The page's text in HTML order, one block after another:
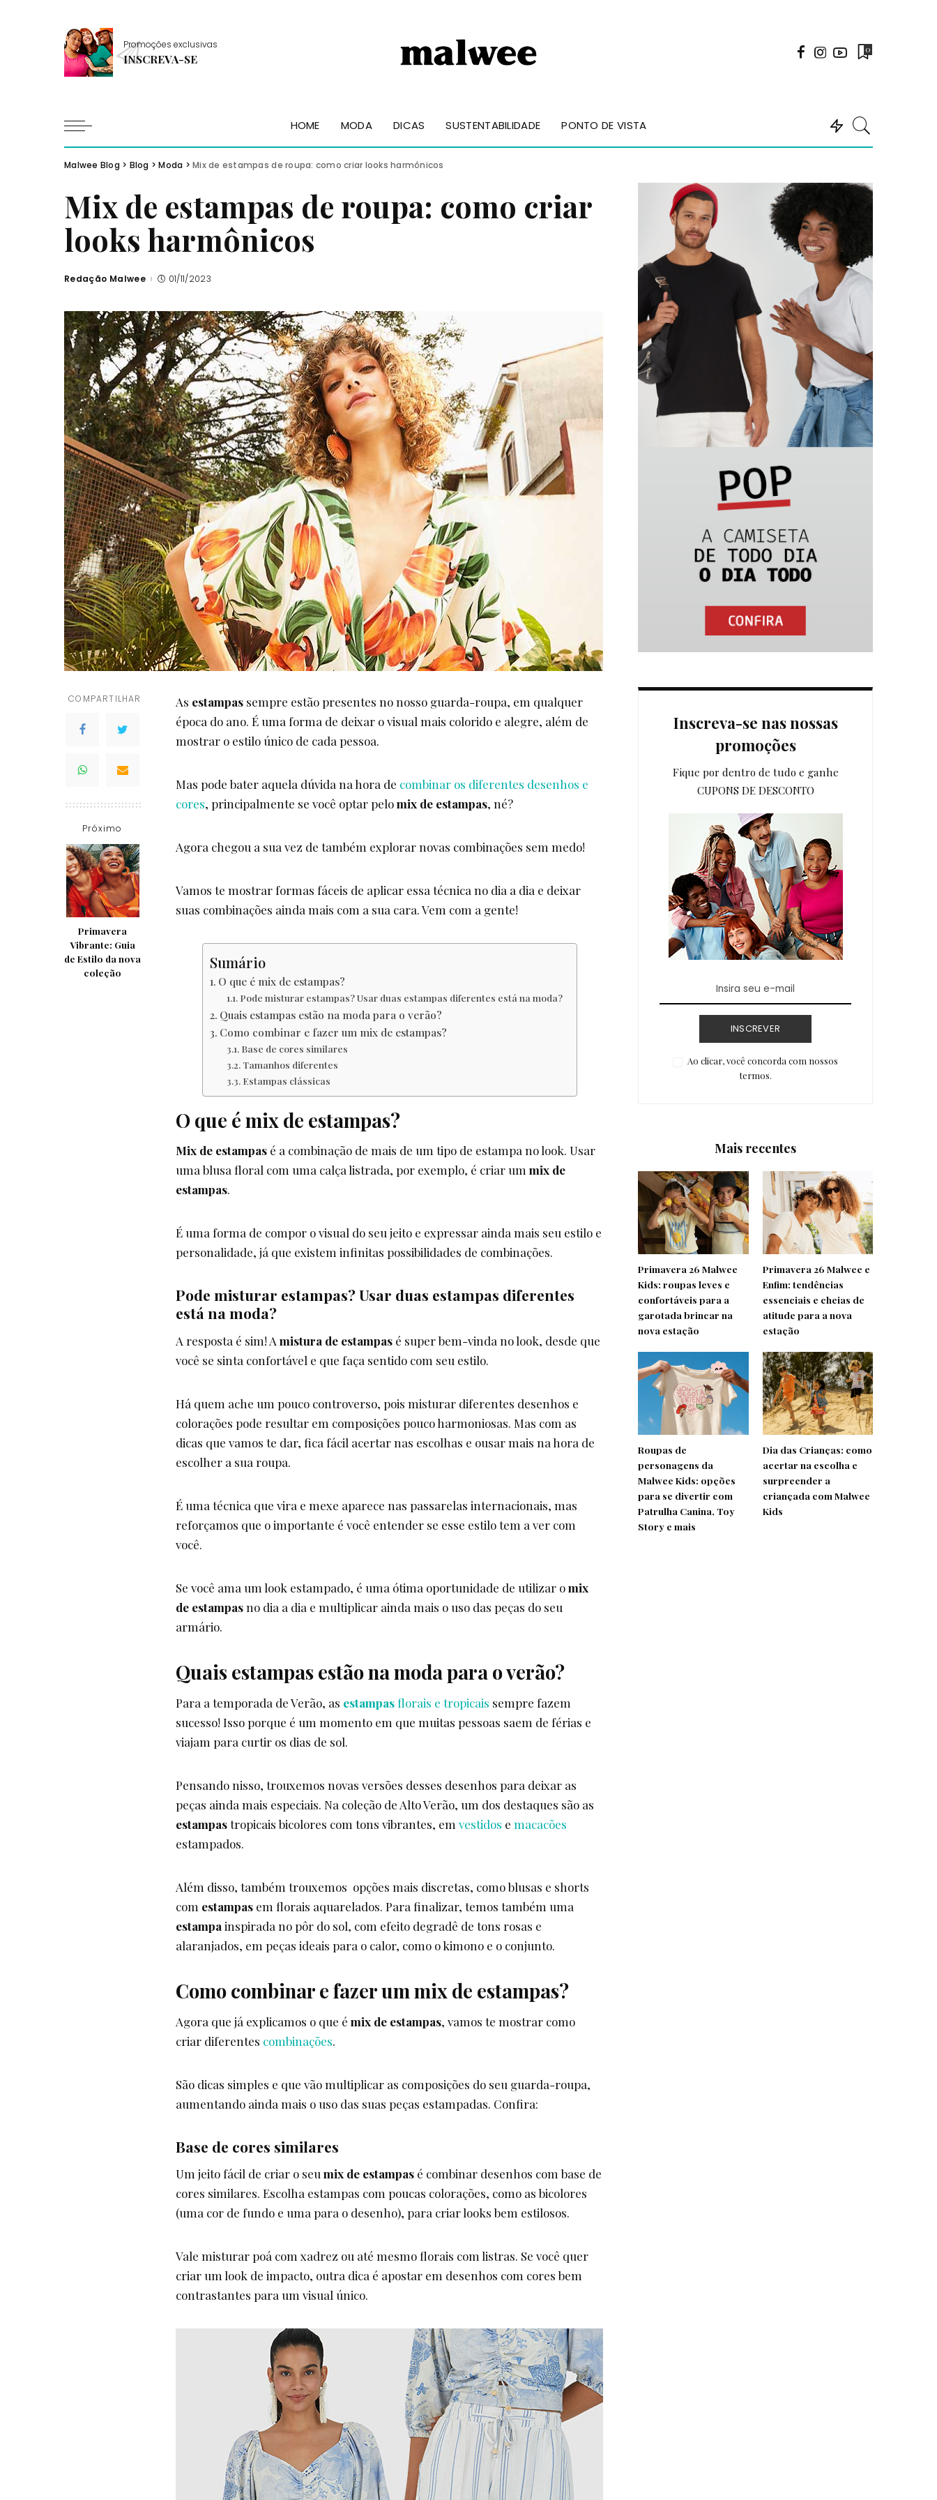
Promoções exclusivas
INSCREVA-SE
0
HOME MODA DICAS SUSTENTABILIDADE PONTO DE VISTA
Malwee Blog > Blog >Moda >Mix de estampas de roupa: como criar looks harmônicos
Mix de estampas de roupa: como criar
looks harmônicos
Posted
Redação Malwee 01/11/2023
COMPARTILHAR
Próximo
Primavera
Vibrante: Guia
de Estilo da nova
coleção
As estampas sempre estão presentes no nosso guarda-roupa, em qualquer
época do ano. É uma forma de deixar o visual mais colorido e alegre, além de
mostrar o estilo único de cada pessoa.
Mas pode bater aquela dúvida na hora de combinar os diferentes desenhos e
cores, principalmente se você optar pelomix de estampas, né?
Agora chegou a sua vez de também explorar novas combinações sem medo!
Vamos te mostrar formas fáceis de aplicar essa técnica no dia a dia e deixar
suas combinações ainda mais com a sua cara. Vem com a gente!
Sumário
O que é mix de estampas?
Pode misturar estampas? Usar duas estampas diferentes está na moda?
Quais estampas estão na moda para o verão?
Como combinar e fazer um mix de estampas?
Base de cores similares
Tamanhos diferentes
Estampas clássicas
O que é mix de estampas?
Mix de estampas é a combinação de mais de um tipo de estampa no look. Usar
uma blusa floral com uma calça listrada, por exemplo, é criar um mix de
estampas.
É uma forma de compor o visual do seu jeito e expressar ainda mais seu estilo e
personalidade, já que existem infinitas possibilidades de combinações.
Pode misturar estampas? Usar duas estampas diferentes
está na moda?
A resposta é sim! A mistura de estampas é super bem-vinda no look, desde que
você se sinta confortável e que faça sentido com seu estilo.
Há quem ache um pouco controverso, pois misturar diferentes desenhos e
colorações pode resultar em composições pouco harmoniosas. Mas com as
dicas que vamos te dar, fica fácil acertar nas escolhas e ousar mais na hora de
escolher a sua roupa.
É uma técnica que vira e mexe aparece nas passarelas internacionais, mas
reforçamos que o importante é você entender se esse estilo tem a ver com
você.
Se você ama um look estampado, é uma ótima oportunidade de utilizar omix
de estampasno dia a dia e multiplicar ainda mais o uso das peças do seu
armário.
Quais estampas estão na moda para o verão?
Para a temporada de Verão, as estampasflorais e tropicais sempre fazem
sucesso! Isso porque é um momento em que muitas pessoas saem de férias e
viajam para curtir os dias de sol.
Pensando nisso, trouxemos novas versões desses desenhos para deixar as
peças ainda mais especiais. Na coleção de Alto Verão, um dos destaques são as
estampastropicais bicolores com tons vibrantes, em vestidos e macacões
estampados.
Além disso, também trouxemos opções mais discretas, como blusas e shorts
com estampas em florais aquarelados. Para finalizar, temos também uma
estampa inspirada no pôr do sol, com efeito degradê de tons rosas e
alaranjados, em peças ideais para o calor, como o kimono e o conjunto.
Como combinar e fazer um mix de estampas?
Agora que já explicamos o que é mix de estampas, vamos te mostrar como
criar diferentes combinações.
São dicas simples e que vão multiplicar as composições do seu guarda-roupa,
aumentando ainda mais o uso das suas peças estampadas. Confira:
Base de cores similares
Um jeito fácil de criar o seu mix de estampas é combinar desenhos com base de
cores similares. Escolha estampas com poucas colorações, como as bicolores
(uma cor de fundo e uma para o desenho), para criar looks bem estilosos.
Vale misturar poá com xadrez ou até mesmo florais com listras. Se você quer
criar um look de impacto, outra dica é apostar em desenhos com cores bem
contrastantes para um visual único.
Inscreva-se nas nossas
promoções
Fique por dentro de tudo e ganhe
CUPONS DE DESCONTO
INSCREVER
Ao clicar, você concorda com nossos
termos.
Mais recentes
Primavera 26 Malwee
Kids: roupas leves e
confortáveis para a
garotada brincar na
nova estação
Primavera 26 Malwee e
Enfim: tendências
essenciais e cheias de
atitude para a nova
estação
Roupas de
personagens da
Malwee Kids: opções
para se divertir com
Patrulha Canina, Toy
Story e mais
Dia das Crianças: como
acertar na escolha e
surpreender a
criançada com Malwee
Kids